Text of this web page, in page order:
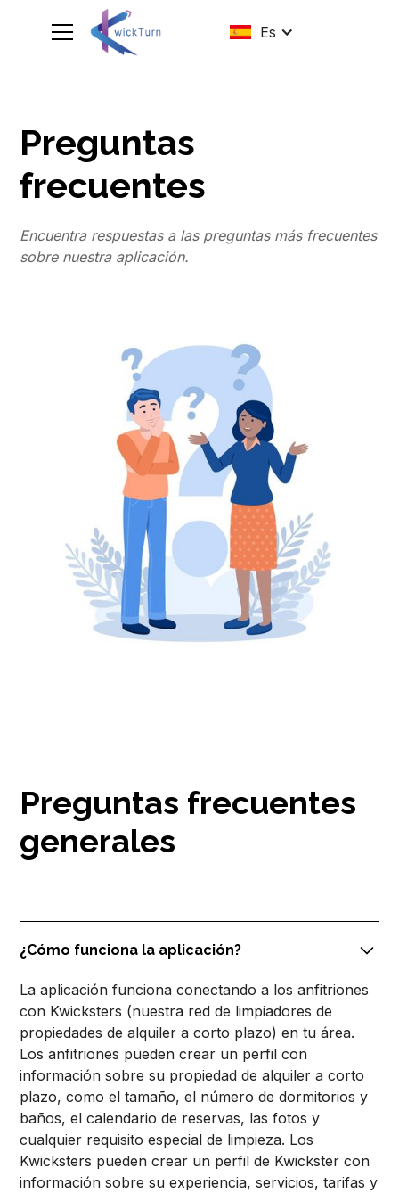
Es
Preguntas
frecuentes
Encuentra respuestas a las preguntas más frecuentes
sobre nuestra aplicación.
Preguntas frecuentes
generales
¿Cómo funciona la aplicación?
La aplicación funciona conectando a los anfitriones
con Kwicksters (nuestra red de limpiadores de
propiedades de alquiler a corto plazo) en tu área.
Los anfitriones pueden crear un perfil con
información sobre su propiedad de alquiler a corto
plazo, como el tamaño, el número de dormitorios y
baños, el calendario de reservas, las fotos y
cualquier requisito especial de limpieza. Los
Kwicksters pueden crear un perfil de Kwickster con
información sobre su experiencia, servicios, tarifas y